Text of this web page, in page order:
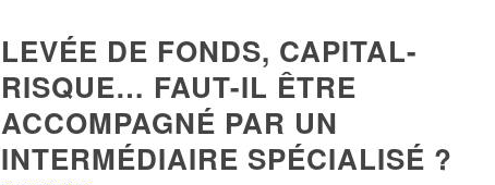
LEVÉE DE FONDS, CAPITAL-
RISQUE… FAUT-IL ÊTRE
ACCOMPAGNÉ PAR UN
INTERMÉDIAIRE SPÉCIALISÉ ?